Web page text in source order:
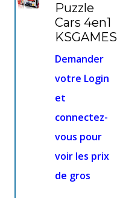
Puzzle
Cars 4en1
KSGAMES
Demander
votre Login
et
connectez-
vous pour
voir les prix
de gros